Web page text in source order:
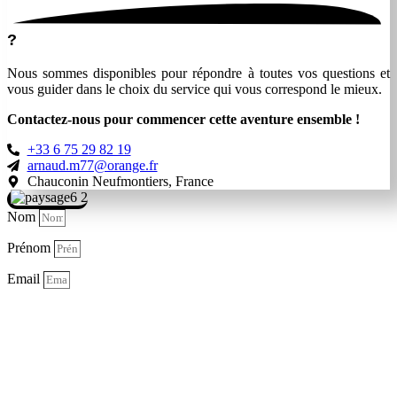
?
Nous sommes disponibles pour répondre à toutes vos questions et
vous guider dans le choix du service qui vous correspond le mieux.
Contactez-nous pour commencer cette aventure ensemble !
+33 6 75 29 82 19
arnaud.m77@orange.fr
Chauconin Neufmontiers, France
Nom
Prénom
Email